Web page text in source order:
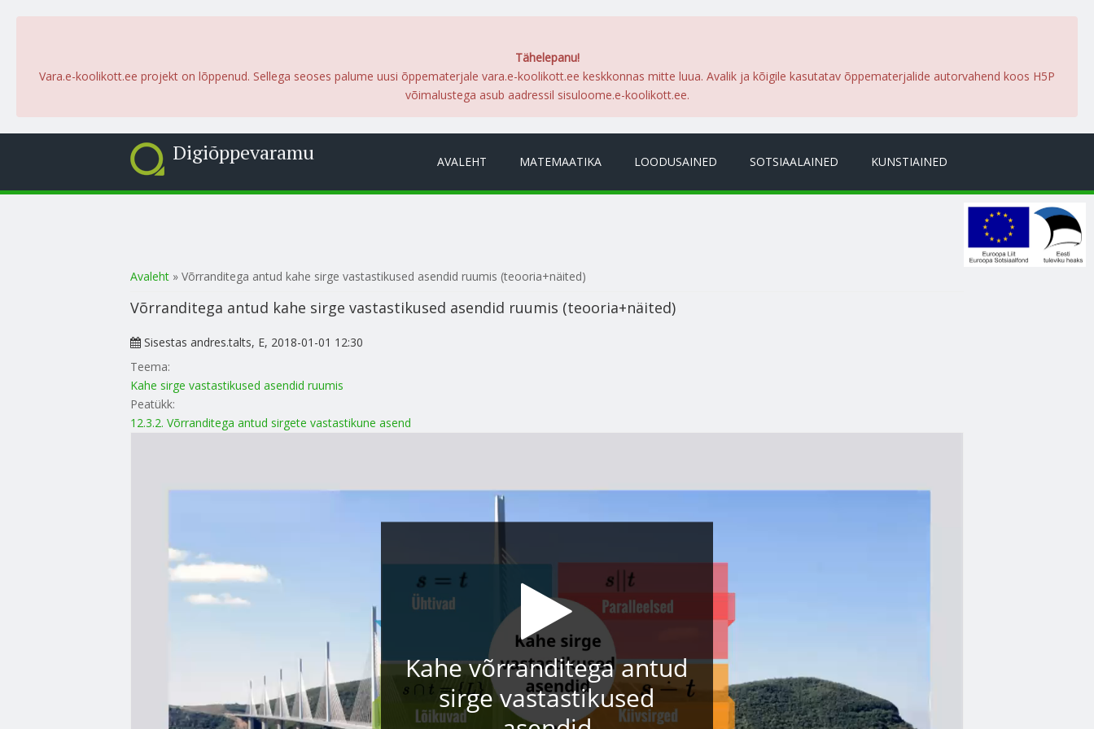
Tähelepanu!
Vara.e-koolikott.ee projekt on lõppenud. Sellega seoses palume uusi õppematerjale vara.e-koolikott.ee keskkonnas mitte luua. Avalik ja kõigile kasutatav õppematerjalide autorvahend koos H5P
võimalustega asub aadressil sisuloome.e-koolikott.ee.
Digiõppevaramu AVALEHT MATEMAATIKA LOODUSAINED SOTSIAALAINED KUNSTIAINED
Sa oled siin
Avaleht » Võrranditega antud kahe sirge vastastikused asendid ruumis (teooria+näited)
Võrranditega antud kahe sirge vastastikused asendid ruumis (teooria+näited)
Sisestas andres.talts, E, 2018-01-01 12:30
Teema:
Kahe sirge vastastikused asendid ruumis
Peatükk:
12.3.2. Võrranditega antud sirgete vastastikune asend